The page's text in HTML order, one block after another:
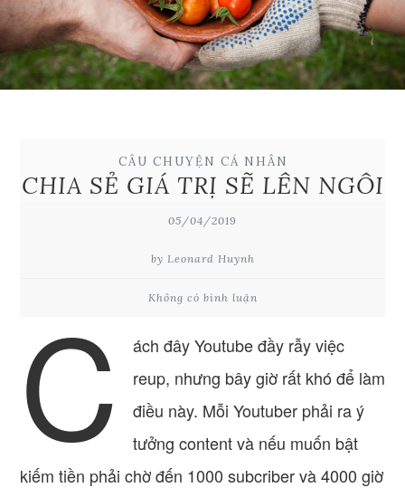
CÂU CHUYỆN CÁ NHÂN
CHIA SẺ GIÁ TRỊ SẼ LÊN NGÔI
05/04/2019
by Leonard Huynh
Không có bình luận
C
ách đây Youtube đầy rẫy việc
reup, nhưng bây giờ rất khó để làm
điều này. Mỗi Youtuber phải ra ý
tưởng content và nếu muốn bật
kiếm tiền phải chờ đến 1000 subcriber và 4000 giờ